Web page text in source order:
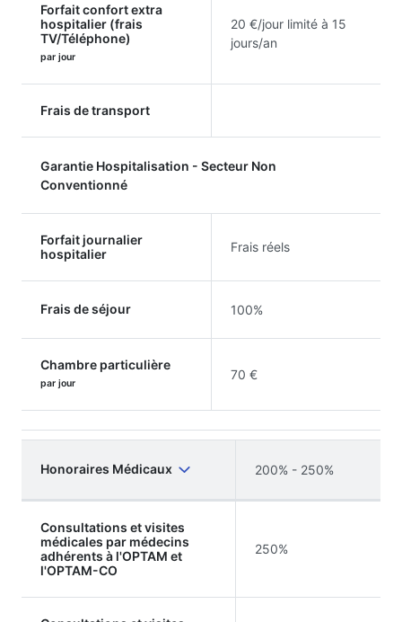
Forfait confort extra
hospitalier (frais
TV/Téléphone)
par jour
20 €/jour limité à 15
jours/an
Frais de transport
Garantie Hospitalisation - Secteur Non
Conventionné
Forfait journalier
hospitalier
Frais réels
Frais de séjour 100%
Chambre particulière
par jour
70 €
Honoraires Médicaux 200% - 250%
Consultations et visites
médicales par médecins
adhérents à l'OPTAM et
l'OPTAM-CO
250%